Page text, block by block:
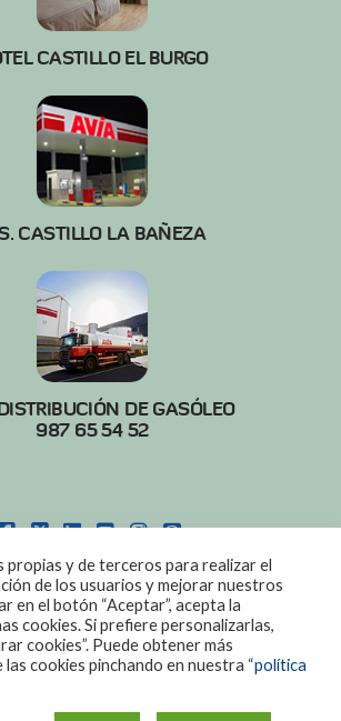
CASTILLO EL BURGO
CASTILLO LA BAÑEZA
DE GASÓLEO
987 65 54 52
DE COOKIES|AVISO LEGAL
DISEÑO: DIAN SISTEMAS
propias y de terceros para realizar el
de los usuarios y mejorar nuestros
en el botón “Aceptar”, acepta la
cookies. Si prefiere personalizarlas,
cookies”. Puede obtener más
cookies pinchando en nuestra “política